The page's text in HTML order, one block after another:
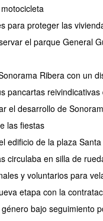
para proteger las
el parque General
Ribera con un
pancartas
el desarrollo de
las fiestas
edificio de la plaza
circulaba en silla de
y voluntarios para
etapa con la
bajo seguimiento